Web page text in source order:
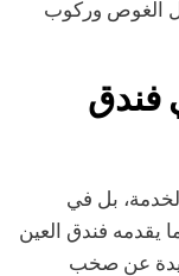
الغوص وركوب
فندق
بل في
يقدمه فندق العين
عن صخب